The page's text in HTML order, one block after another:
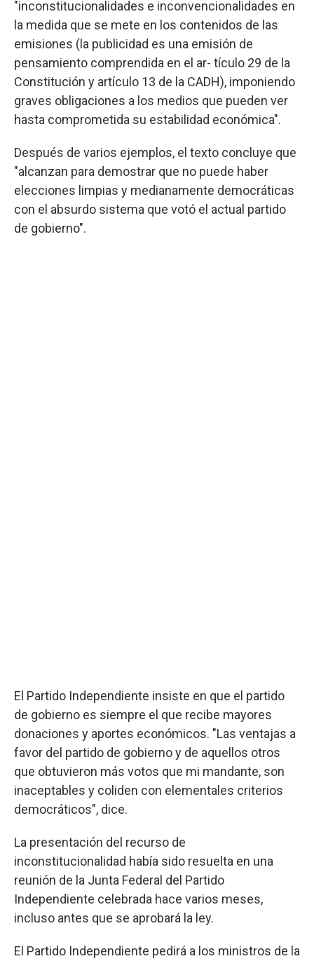
"inconstitucionalidades e inconvencionalidades en
la medida que se mete en los contenidos de las
emisiones (la publicidad es una emisión de
pensamiento comprendida en el ar- tículo 29 de la
Constitución y artículo 13 de la CADH), imponiendo
graves obligaciones a los medios que pueden ver
hasta comprometida su estabilidad económica".
Después de varios ejemplos, el texto concluye que
"alcanzan para demostrar que no puede haber
elecciones limpias y medianamente democráticas
con el absurdo sistema que votó el actual partido
de gobierno".
El Partido Independiente insiste en que el partido
de gobierno es siempre el que recibe mayores
donaciones y aportes económicos. "Las ventajas a
favor del partido de gobierno y de aquellos otros
que obtuvieron más votos que mi mandante, son
inaceptables y coliden con elementales criterios
democráticos", dice.
La presentación del recurso de
inconstitucionalidad había sido resuelta en una
reunión de la Junta Federal del Partido
Independiente celebrada hace varios meses,
incluso antes que se aprobará la ley.
El Partido Independiente pedirá a los ministros de la